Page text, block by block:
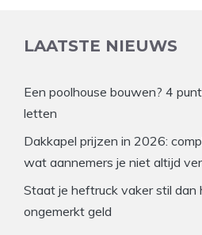
LAATSTE NIEUWS
Een poolhouse bouwen? 4
letten
Dakkapel prijzen in 2026:
wat aannemers je niet altijd
Staat je heftruck vaker stil dan
ongemerkt geld